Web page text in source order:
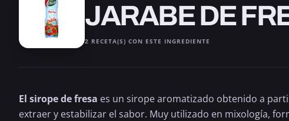
JARABE DE
2 RECETA(S) CON ESTE INGREDIENTE
El sirope de fresa es un sirope aromatizado obtenido a
extraer y estabilizar el sabor. Muy utilizado en mixología,